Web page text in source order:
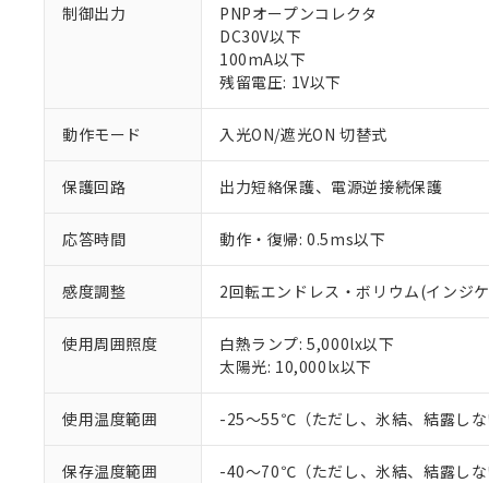
制御出力
PNPオープンコレクタ
DC30V以下
100mA以下
残留電圧: 1V以下
動作モード 入光ON/遮光ON 切替式
保護回路 出力短絡保護、電源逆接続保護
応答時間 動作・復帰: 0.5ms以下
感度調整 2回転エンドレス・ボリウム(インジ
使用周囲照度
白熱ランプ: 5,000lx以下
太陽光: 10,000lx以下
使用温度範囲 -25～55℃（ただし、氷結、結露しな
保存温度範囲 -40～70℃（ただし、氷結、結露しな
ご利用条件
以下の条件をお読
くものです。
在庫状況お
のであり、
い。
正式な納期
対応済み：EU
対応予定：EU
対応予定なし：
調査・確認中：
非該当品：ライセ
があります。
鉛(Pb) 1000ppm以下、
六価クロム(Cr(Ⅵ))
フタル酸ビス(2-エチル
ル（DBP） 1000ppm
但し、RoHS指令で産
フタル酸エステル類の
※1 中国
「○」：最大均質
「×」：最大均質
「－」：未確認で
Cr(Ⅵ)(六価クロム) :
う）を輸出
当社は規制
ます。
当社は貴社
置等に一切使